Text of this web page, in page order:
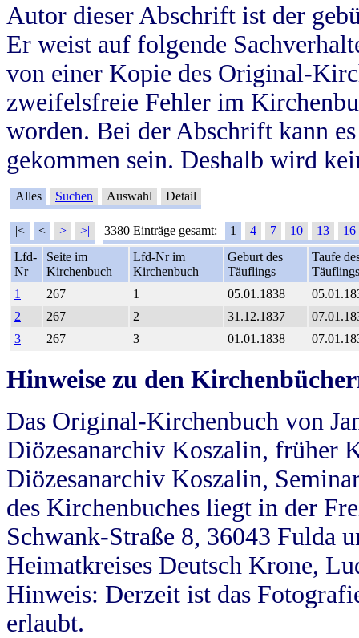
Autor dieser Abschrift ist der
Er weist auf folgende
von einer Kopie des Original-
zweifelsfreie Fehler im
worden. Bei der Abschrift kann
gekommen sein. Deshalb wird
Alles Suchen Auswahl Detail
|< < > >| 3380 Einträge gesamt: 1 4 7 10 13
16
Lfd-
Nr
Seite im
Kirchenbuch
Lfd-Nr im
Kirchenbuch
Geburt des
Täuflings
Taufe
Täuflings
1
267 1 05.01.1838
2
267 2 31.12.1837
3
267 3 01.01.1838
Hinweise zu den
Das Original-Kirchenbuch von
Diözesanarchiv Koszalin, früher
Diözesanarchiv Koszalin,
des Kirchenbuches liegt in der
Schwank-Straße 8, 36043 Fulda
Heimatkreises Deutsch Krone,
Hinweis: Derzeit ist das
erlaubt.